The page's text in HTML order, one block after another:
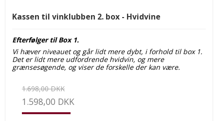
Kassen til vinklubben 2. box - Hvidvine
Efterfølger til Box 1.
Vi hæver niveauet og går lidt mere dybt, i forhold til box 1.
Det er lidt mere udfordrende hvidvin, og mere
grænsesøgende, og viser de forskelle der kan være.
1.698,00 DKK
1.598,00 DKK